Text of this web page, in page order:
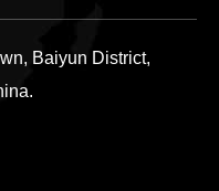
Baiyun District,